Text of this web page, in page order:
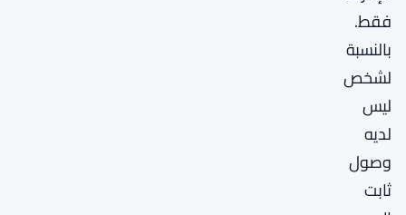
فقط.
بالنسبة
لشخص
ليس
لديه
وصول
ثابت